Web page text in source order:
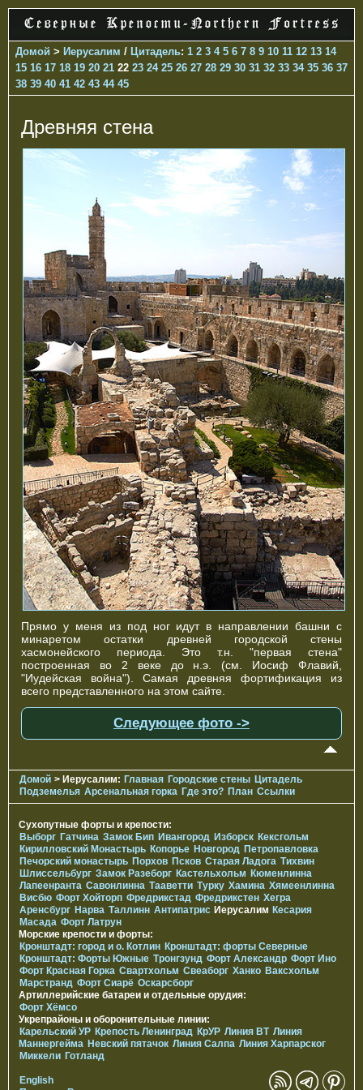
Домой > Иерусалим / Цитадель: 1 2 3 4 5 6 7 8 9 10 11 12 13 14
15 16 17 18 19 20 21 22 23 24 25 26 27 28 29 30 31 32 33 34 35 36 37
38 39 40 41 42 43 44 45
Древняя стена
Прямо у меня из под ног идут в направлении башни с
минаретом остатки древней городской стены
хасмонейского периода. Это т.н. "первая стена"
построенная во 2 веке до н.э. (см. Иосиф Флавий,
"Иудейская война"). Самая древняя фортификация из
всего представленного на этом сайте.
Следующее фото ->
Домой > Иерусалим: Главная Городские стены Цитадель
Подземелья Арсенальная горка Где это? План Ссылки
Сухопутные форты и крепости:
Выборг Гатчина Замок Бип Ивангород Изборск Кексгольм
Кирилловский Монастырь Копорье Новгород Петропавловка
Печорcкий монастырь Порхов Псков Старая Ладога Тихвин
Шлиссельбург Замок Разеборг Кастельхольм Кюменлинна
Лапеенранта Савонлинна Тааветти Турку Хамина Хямеенлинна
Висбю Форт Хойторп Фредрикстад Фредрикстен Хегра
Аренсбург Нарва Таллинн Антипатрис Иерусалим Кесария
Масада Форт Латрун
Морские крепости и форты:
Кронштадт: город и о. Котлин Кронштадт: форты Северные
Кронштадт: Форты Южные Тронгзунд Форт Александр Форт Ино
Форт Красная Горка Свартхольм Свеаборг Ханко Ваксхольм
Марстранд Форт Сиарё Оскарсборг
Артиллерийские батареи и отдельные орудия:
Форт Хёмсо
Укрепрайоны и оборонительные линии:
Карельский УР Крепость Ленинград КрУР Линия ВТ Линия
Маннергейма Невский пятачок Линия Салпа Линия Харпарског
Миккели Готланд
English